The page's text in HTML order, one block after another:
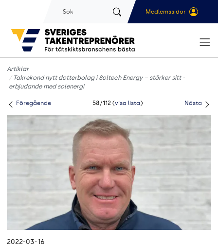
Sök Medlemssidor
Artiklar
Takrekond nytt dotterbolag i ­Soltech Energy – stärker sitt ­
erbjudande med solenergi
Föregående 58/112 (visa lista) Nästa
2022-03-16